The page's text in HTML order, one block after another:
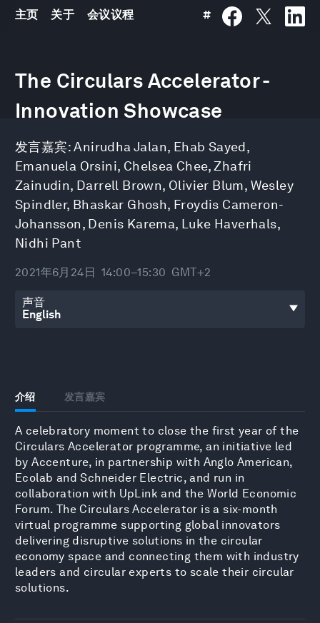
主页 关于 会议议程 #
The Circulars Accelerator -
Innovation Showcase
发言嘉宾: Anirudha Jalan, Ehab Sayed,
Emanuela Orsini, Chelsea Chee,Zhafri
Zainudin, Darrell Brown, Olivier Blum, Wesley
Spindler, Bhaskar Ghosh, Froydis Cameron-
Johansson, Denis Karema, Luke Haverhals,
Nidhi Pant
2021年6月24日 14:00–15:30 GMT+2
声音
介绍 发言嘉宾
A celebratory moment to close the first year of the
Circulars Accelerator programme, an initiative led
by Accenture, in partnership with Anglo American,
Ecolab and Schneider Electric, and run in
collaboration with UpLink and the World Economic
Forum. The Circulars Accelerator is a six-month
virtual programme supporting global innovators
delivering disruptive solutions in the circular
economy space and connecting them with industry
leaders and circular experts to scale their circular
solutions.
minutes,
37